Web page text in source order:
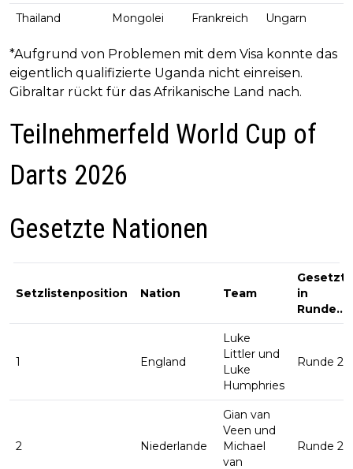
Thailand Mongolei Frankreich Ungarn
*Aufgrund von Problemen mit dem Visa konnte das
eigentlich qualifizierte Uganda nicht einreisen.
Gibraltar rückt für das Afrikanische Land nach.
Teilnehmerfeld World Cup of
Darts 2026
Gesetzte Nationen
Setzlistenposition Nation Team
Gesetzt
in
Runde...
1 England
Luke
Littler und
Luke
Humphries
Runde 2
2 Niederlande
Gian van
Veen und
Michael
van
Runde 2